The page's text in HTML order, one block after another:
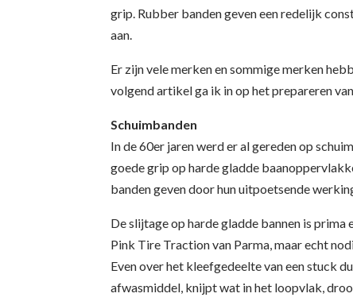
grip. Rubber banden geven een redelijk
aan.
Er zijn vele merken en sommige merken
volgend artikel ga ik in op het prepareren
Schuimbanden
In de 60er jaren werd er al gereden op
goede grip op harde gladde
banden geven door hun uitpoetsende
De slijtage op harde gladde bannen is
Pink Tire Traction van Parma, maar echt
Even over het kleefgedeelte van een stuck
afwasmiddel, knijpt wat in het loopvlak,